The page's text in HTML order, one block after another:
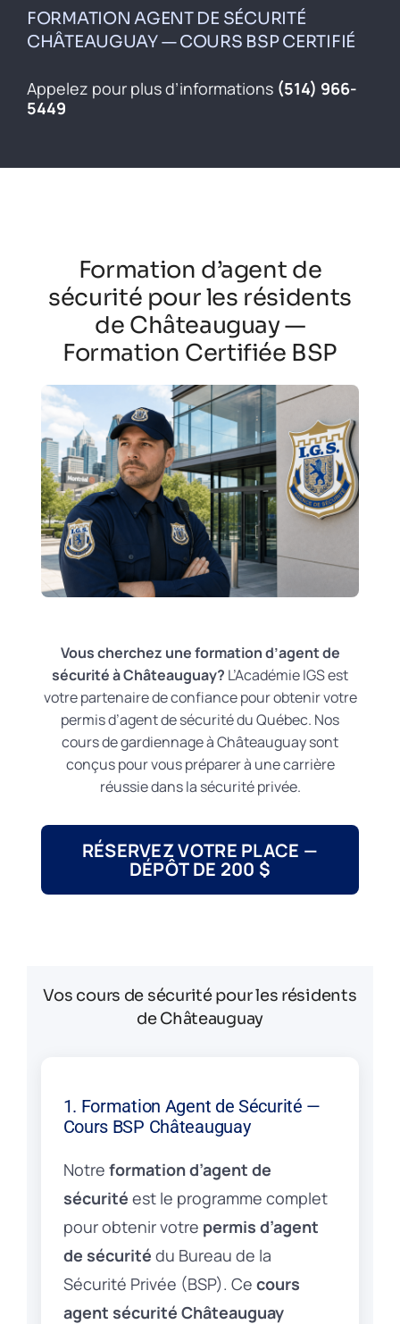
Contact
English
FORMATION AGENT DE SÉCURITÉ
CHÂTEAUGUAY — COURS BSP CERTIFIÉ
Appelez pour plus d’informations (514) 966-
5449
Formation d’agent de
sécurité pour les résidents
de Châteauguay —
Formation Certifiée BSP
Vous cherchez une formation d’agent de
sécurité à Châteauguay? L’Académie IGS est
votre partenaire de confiance pour obtenir votre
permis d’agent de sécurité du Québec. Nos
cours de gardiennage à Châteauguay sont
conçus pour vous préparer à une carrière
réussie dans la sécurité privée.
RÉSERVEZ VOTRE PLACE —
DÉPÔT DE 200 $
Vos cours de sécurité pour les résidents
de Châteauguay
1. Formation Agent de Sécurité —
Cours BSP Châteauguay
Notre formation d’agent de
sécurité est le programme complet
pour obtenir votre permis d’agent
de sécurité du Bureau de la
Sécurité Privée (BSP). Ce cours
agent sécurité Châteauguay